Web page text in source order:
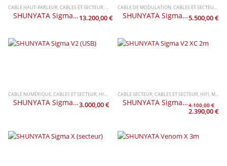
CABLE HAUT-PARLEUR,CABLES ET SECTEUR,HIFI MARQUES ,SHUNYATA
SHUNYATA Sigma V2 (haut-parleur)13.200,00€
CABLE DE MODULATION,CABLES ET SECTEUR ,
SHUNYATA Sigma V2 (modulation)5.500,00€
CABLE NUMÉRIQUE,CABLES ET SECTEUR, HIFI MARQUES,SHUNYATA
SHUNYATA Sigma V2 (USB)3.000,00€
CABLE SECTEUR,CABLES ET SECTEUR, HIFI, MARQUES
SHUNYATA Sigma V2 XC 2m4.100,00€
Le
4.100,00 €.
2.390,00€